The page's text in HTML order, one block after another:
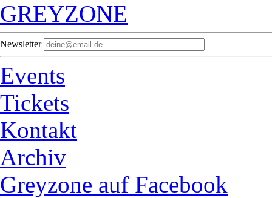
GREYZONE
Newsletter
Events
Tickets
Kontakt
Archiv
Greyzone auf Facebook